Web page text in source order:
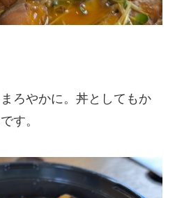
ろやかに。丼としてもか
す。